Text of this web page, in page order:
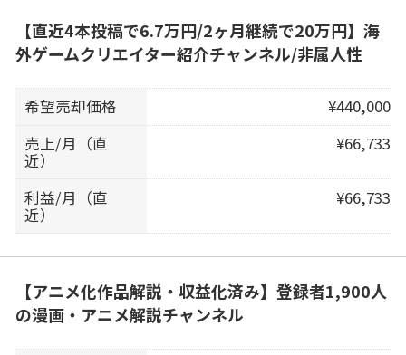
【直近4本投稿で6.7万円/2ヶ月継続で20万円】海
外ゲームクリエイター紹介チャンネル/非属人性
希望売却価格
¥440,000
売上/月（直
近）
¥66,733
利益/月（直
近）
¥66,733
【アニメ化作品解説・収益化済み】登録者1,900人
の漫画・アニメ解説チャンネル